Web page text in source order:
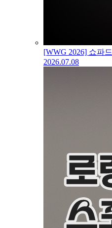
[WWG 2026] 쇼파드
2026.07.08